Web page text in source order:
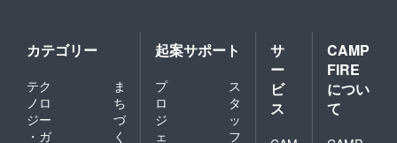
カテゴリー
テク
ノロ
ジー
・ガ
ま
ち
づ
く
起案サポート
プ
ロ
ジ
ェ
ス
タ
ッ
フ
サ
ー
ビ
ス
CAMP
FIRE
につい
て